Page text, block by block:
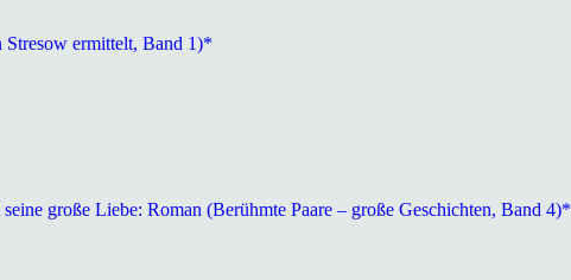
ermittelt, Band 1)*
große Liebe: Roman (Berühmte Paare – große Geschichten, Band 4)*